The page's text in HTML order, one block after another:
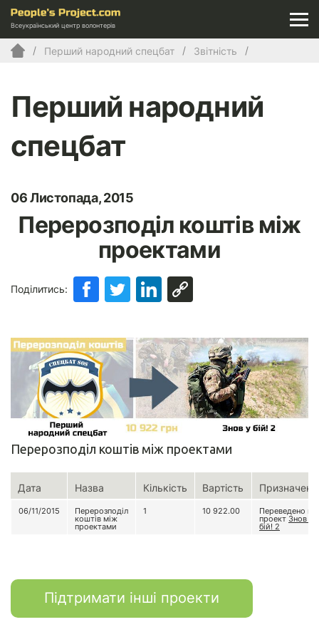
Всеукраїнський центр волонтерів
Перший народний спецбат Звітність
Перший народний
спецбат
06 Листопада, 2015
Перерозподіл коштів між
проектами
Поділитись:
Перерозподіл коштів між проектами
Дата Назва Кількість Вартість
06/11/2015 Перерозподіл
коштів між
проектами
1 10 922.00 Переведено на
проект Знов у
бій! 2
Підтримати інші проекти